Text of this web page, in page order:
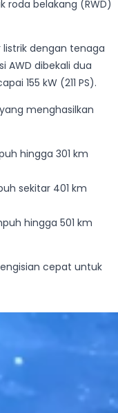
roda belakang (RWD)
dengan tenaga
AWD dibekali dua
155 kW (211 PS).
menghasilkan
hingga 301 km
sekitar 401 km
hingga 501 km
cepat untuk